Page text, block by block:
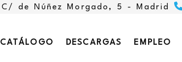
C/ de Núñez Morgado, 5 - Madrid
CATÁLOGO DESCARGAS EMPLEO